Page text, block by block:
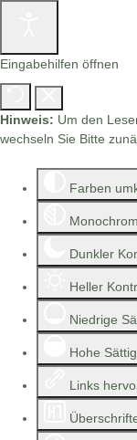
Eingabehilfen öffnen
Hinweis: Um den
wechseln Sie Bitte
Farben
Monochrom
Dunkler
Heller
Niedrige
Hohe
Links